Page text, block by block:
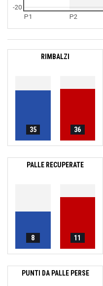
P1 P2
-20
RIMBALZI
35 36
PALLE RECUPERATE
8 11
PUNTI DA PALLE PERSE